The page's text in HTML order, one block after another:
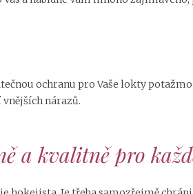
ochranu pro Vaše lokty
nárazů.
a kvalitně pro